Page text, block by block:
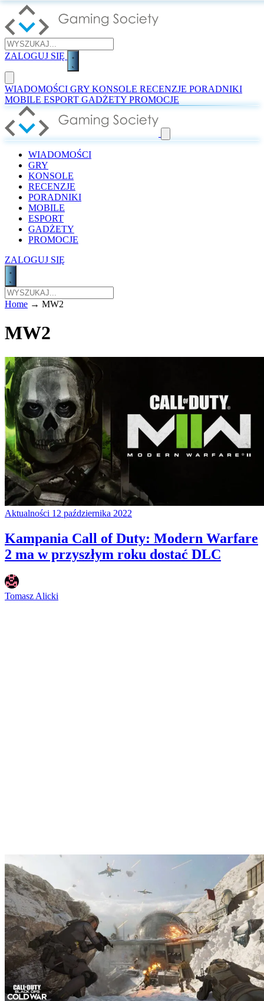
ZALOGUJ SIĘ
WIADOMOŚCI GRY KONSOLE RECENZJE PORADNIKI
MOBILE ESPORT GADŻETY PROMOCJE
WIADOMOŚCI
GRY
KONSOLE
RECENZJE
PORADNIKI
MOBILE
ESPORT
GADŻETY
PROMOCJE
ZALOGUJ SIĘ
Home → MW2
MW2
Aktualności 12 października 2022
Kampania Call of Duty: Modern Warfare
2 ma w przyszłym roku dostać DLC
Tomasz Alicki